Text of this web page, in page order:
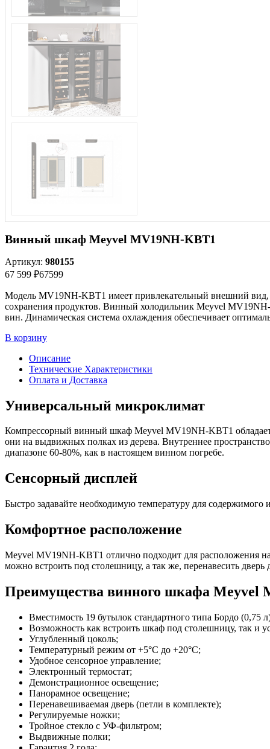
Винный шкаф Meyvel MV19NH-KBT1
Артикул: 980155
67 599 ₽67599
Модель MV19NH-KBT1 имеет привлекательный внешний вид,
сохранения продуктов. Винный холодильник Meyvel
вин. Динамическая система охлаждения обеспечивает
В корзину
Описание
Технические Характеристики
Оплата и Доставка
Универсальный микроклимат
Компрессорный винный шкаф Meyvel MV19NH-KBT1 обладает
они на выдвижных полках из дерева. Внутреннее
диапазоне 60-80%, как в настоящем винном погребе.
Сенсорный дисплей
Быстро задавайте необходимую температуру для
Комфортное расположение
Meyvel MV19NH-KBT1 отлично подходит для расположения
можно встроить под столешницу, а так же, перенавесить дверь
Преимущества винного шкафа Meyvel
Вместимость 19 бутылок стандартного типа Бордо (0,75
Возможность как встроить шкаф под столешницу, так и
Углубленный цоколь;
Температурный режим от +5°C до +20°C;
Удобное сенсорное управление;
Электронный термостат;
Демонстрационное освещение;
Панорамное освещение;
Перенавешиваемая дверь (петли в комплекте);
Регулируемые ножки;
Тройное стекло с УФ-фильтром;
Выдвижные полки;